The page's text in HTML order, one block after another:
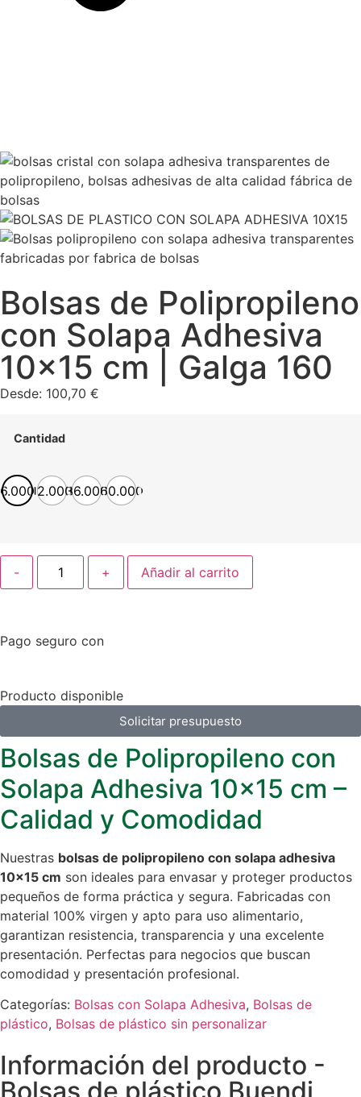
Bolsas de Polipropileno
con Solapa Adhesiva
10×15 cm | Galga 160
Desde: 100,70 €
Cantidad
6.00012.00036.00060.000
- + Añadir al carrito
Pago seguro con
Producto disponible
Solicitar presupuesto
Bolsas de Polipropileno con
Solapa Adhesiva 10×15 cm –
Calidad y Comodidad
Nuestras bolsas de polipropileno con solapa adhesiva
10×15 cm son ideales para envasar y proteger productos
pequeños de forma práctica y segura. Fabricadas con
material 100% virgen y apto para uso alimentario,
garantizan resistencia, transparencia y una excelente
presentación. Perfectas para negocios que buscan
comodidad y presentación profesional.
Categorías: Bolsas con Solapa Adhesiva, Bolsas de
plástico, Bolsas de plástico sin personalizar
Información del producto -